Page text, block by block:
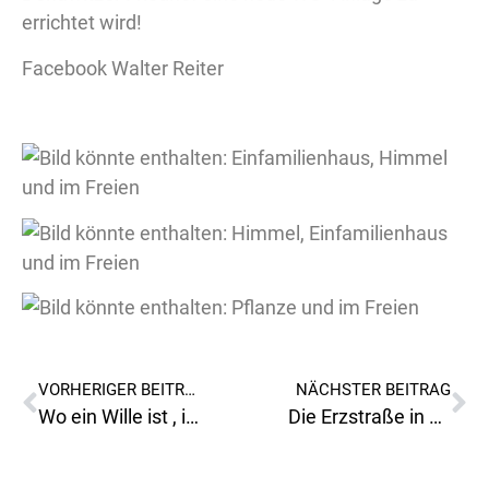
errichtet wird!
Facebook Walter Reiter
VORHERIGER BEITRAG
Wo ein Wille ist , ist auch ein Weg!
NÄCHSTER BEITRAG
Die Erzstraße in Donawitz wird zur Einbahnstraße!